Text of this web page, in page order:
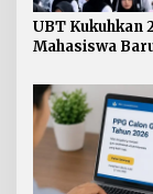
UBT Kukuhkan
Mahasiswa